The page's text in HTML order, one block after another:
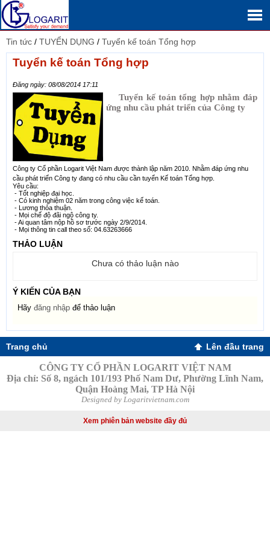
Tin tức / TUYỂN DỤNG / Tuyển kế toán Tổng hợp
Tuyển kế toán Tổng hợp
Đăng ngày: 08/08/2014 17:11
Tuyển kế toán tổng hợp nhằm đáp
ứng nhu cầu phát triển của Công ty
Công ty Cổ phần Logarit Việt Nam được thành lập năm 2010. Nhằm đáp ứng nhu
cầu phát triển Công ty đang có nhu cầu cần tuyển Kế toán Tổng hợp.
Yêu cầu:
- Tốt nghiệp đại học.
- Có kinh nghiệm 02 năm trong công việc kế toán.
- Lương thỏa thuận.
- Mọi chế độ đãi ngộ công ty.
- Ai quan tâm nộp hồ sơ trước ngày 2/9/2014.
- Mọi thông tin call theo số: 04.63263666
THẢO LUẬN
Chưa có thảo luận nào
Ý KIẾN CỦA BẠN
Hãy đăng nhập để thảo luận
Trang chủ Lên đầu trang
CÔNG TY CỔ PHẦN LOGARIT VIỆT NAM
Địa chỉ: Số 8, ngách 101/193 Phố Nam Dư, Phường Lĩnh Nam,
Quận Hoàng Mai, TP Hà Nội
Designed by Logaritvietnam.com
Xem phiên bản website đầy đủ